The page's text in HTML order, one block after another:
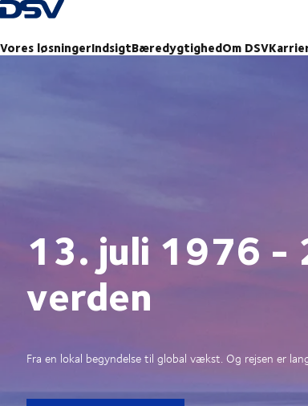
Tilbage til forsiden
Vores løsningerIndsigtBæredygtighedOm DSV
13. juli 1976 -
verden
Fra en lokal begyndelse til global vækst. Og rejsen er